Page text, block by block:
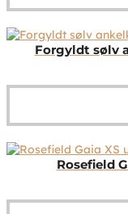
Forgyldt sølv
Rosefield